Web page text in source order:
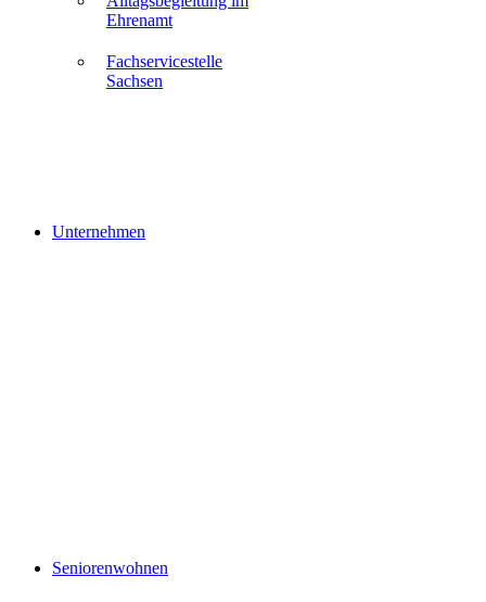
Ehrenamt
Fachservicestelle
Sachsen
Seniorenwohnen
Unternehmen